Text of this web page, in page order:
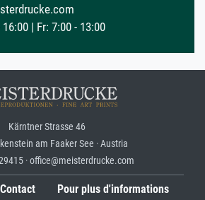
| Fr: 7:00 - 13:00
Kärntner Strasse 46
am Faaker See · Austria
· office@meisterdrucke.com
Pour plus d'informations